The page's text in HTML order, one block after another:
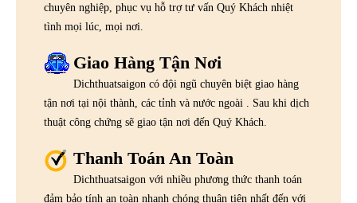
chuyên nghiệp, phục vụ hỗ trợ tư vấn Quý Khách nhiệt
tình mọi lúc, mọi nơi.
Giao Hàng Tận Nơi
Dichthuatsaigon có đội ngũ chuyên biệt giao hàng
tận nơi tại nội thành, các tỉnh và nước ngoài . Sau khi dịch
thuật công chứng sẽ giao tận nơi đến Quý Khách.
Thanh Toán An Toàn
Dichthuatsaigon với nhiều phương thức thanh toán
đảm bảo tính an toàn nhanh chóng thuận tiện nhất đến với